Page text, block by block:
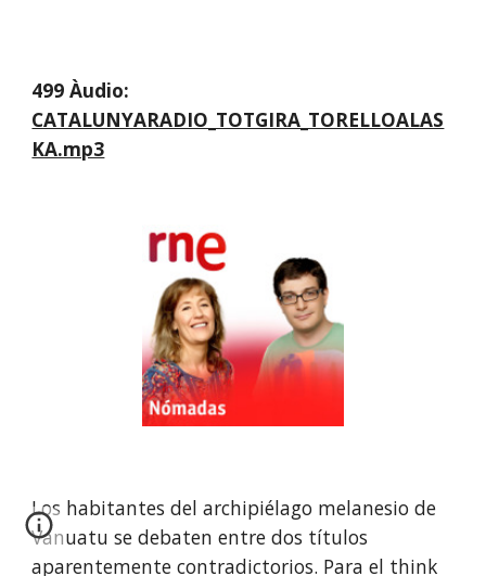
499 Àudio:
CATALUNYARADIO_TOTGIRA_TORELLOALAS
KA.mp3
Los habitantes del archipiélago melanesio de
Vanuatu se debaten entre dos títulos
aparentemente contradictorios. Para el think